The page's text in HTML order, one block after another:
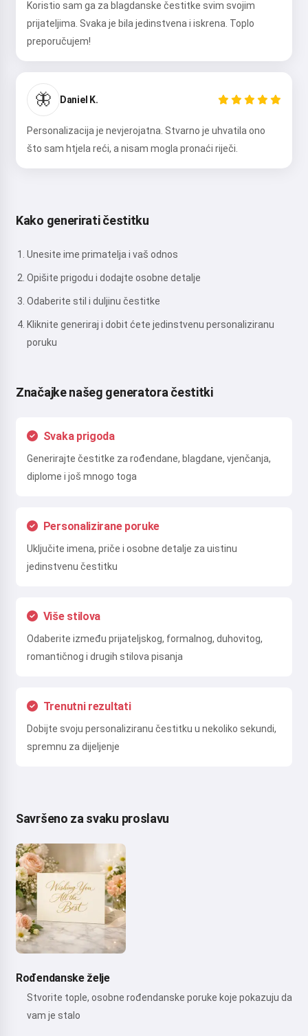
Koristio sam ga za blagdanske čestitke svim svojim
prijateljima. Svaka je bila jedinstvena i iskrena. Toplo
preporučujem!
🦋 Daniel K.
Personalizacija je nevjerojatna. Stvarno je uhvatila ono
što sam htjela reći, a nisam mogla pronaći riječi.
Kako generirati čestitku
Unesite ime primatelja i vaš odnos
Opišite prigodu i dodajte osobne detalje
Odaberite stil i duljinu čestitke
Kliknite generiraj i dobit ćete jedinstvenu personaliziranu
poruku
Značajke našeg generatora čestitki
Svaka prigoda
Generirajte čestitke za rođendane, blagdane, vjenčanja,
diplome i još mnogo toga
Personalizirane poruke
Uključite imena, priče i osobne detalje za uistinu
jedinstvenu čestitku
Više stilova
Odaberite između prijateljskog, formalnog, duhovitog,
romantičnog i drugih stilova pisanja
Trenutni rezultati
Dobijte svoju personaliziranu čestitku u nekoliko sekundi,
spremnu za dijeljenje
Savršeno za svaku proslavu
Rođendanske želje
Stvorite tople, osobne rođendanske poruke koje pokazuju da
vam je stalo